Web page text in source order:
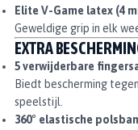
Elite V-Game latex (4
Geweldige grip in elk
EXTRA
5 verwijderbare
Biedt bescherming
speelstijl.
360° elastische